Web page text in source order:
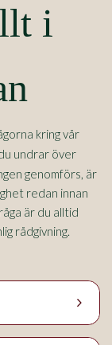
i
kring vår
undrar över
genomförs, är
redan innan
är du alltid
rådgivning.
keyboard_arrow_right